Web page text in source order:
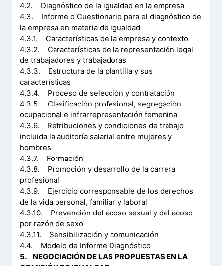
4.2. Diagnóstico de la igualdad en la empresa
4.3. Informe o Cuestionario para el diagnóstico de
la empresa en materia de igualdad
4.3.1. Características de la empresa y contexto
4.3.2. Características de la representación legal
de trabajadores y trabajadoras
4.3.3. Estructura de la plantilla y sus
características
4.3.4. Proceso de selección y contratación
4.3.5. Clasificación profesional, segregación
ocupacional e infrarrepresentación femenina
4.3.6. Retribuciones y condiciones de trabajo
incluida la auditoría salarial entre mujeres y
hombres
4.3.7. Formación
4.3.8. Promoción y desarrollo de la carrera
profesional
4.3.9. Ejercicio corresponsable de los derechos
de la vida personal, familiar y laboral
4.3.10. Prevención del acoso sexual y del acoso
por razón de sexo
4.3.11. Sensibilización y comunicación
4.4. Modelo de Informe Diagnóstico
5. NEGOCIACIÓN DE LAS PROPUESTAS EN LA